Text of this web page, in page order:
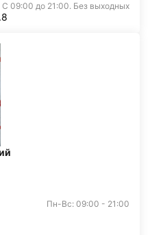
С 09:00 до 21:00. Без выходных
Пн-Вс: 09:00 - 21:00